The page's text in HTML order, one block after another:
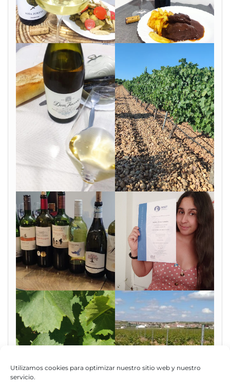
Utilizamos cookies para optimizar nuestro sitio web y nuestro
servicio.